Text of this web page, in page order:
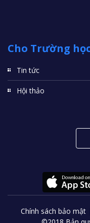
Cho Trường
Tin tức
Hội thảo
Chính sách bảo mật